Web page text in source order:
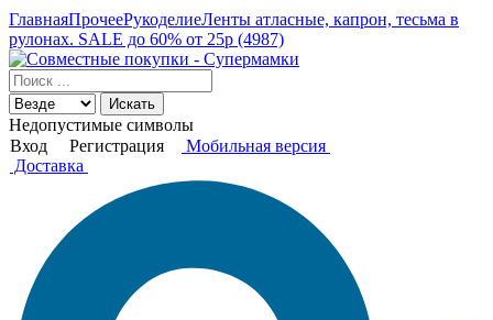
ГлавнаяПрочееРукоделиеЛенты атласные, капрон, тесьма в
рулонах. SALE до 60% от 25р (4987)
Искать
Недопустимые символы
Вход
Регистрация
Мобильная версия
Доставка